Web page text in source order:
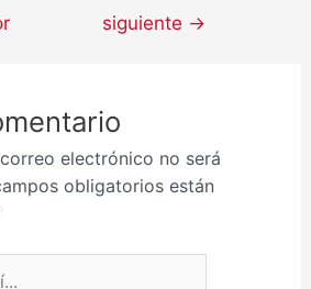
siguiente →
electrónico no será
obligatorios están